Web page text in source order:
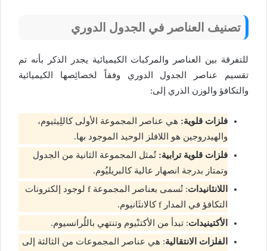
تصنيف العناصر في الجدول الدوري
للتفرقة بين العناصر والمركبات الكيميائية يجدر الذكر بأنه تم
تقسيم عناصر الجدول الدوري وفقاً لخصائِصها الكيميائية
والتكافؤ والوزن الذري إلى:
فلزات قلوية: هي عناصر المجموعة الأولى كاللِيثيوم،
والهيدروجين هو اللافلز الوحيد الموجود بها.
فلزات قلوية ترابية: تُمثل المجموعة الثانية من الجدول
وتمتاز بدرجة انصهار عالية كالبريليُوم.
اللانثانيدات
: تُسمى بعناصر المجموعة f لوجود إلكترونات
التكافؤ في المدار f كالانثَانيوم.
الأكتينيدات: تبدأ من الأكتنْيوم وتنتهي باللُرانسيوم.
الفلزات الانتقالية: هي عناصر المجموعات من الثالثة إلى